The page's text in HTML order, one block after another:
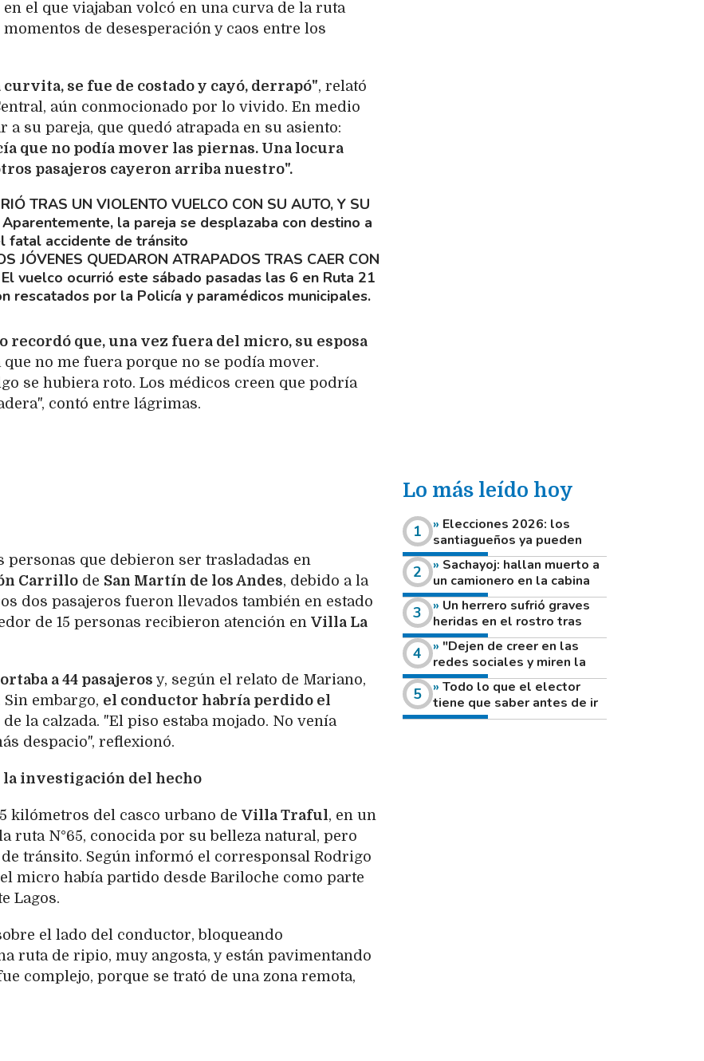
el que viajaban volcó en una curva de la ruta
de desesperación y caos entre los
se fue de costado y cayó, derrapó", relató
aún conmocionado por lo vivido. En medio
a su pareja, que quedó atrapada en su asiento:
que no podía mover las piernas. Una locura
pasajeros cayeron arriba nuestro".
TRAS UN VIOLENTO VUELCO CON SU AUTO, Y SU
Aparentemente, la pareja se desplazaba con destino a
fatal accidente de tránsito
JÓVENES QUEDARON ATRAPADOS TRAS CAER CON
El vuelco ocurrió este sábado pasadas las 6 en Ruta 21
rescatados por la Policía y paramédicos municipales.
recordó que, una vez fuera del micro, su esposa
que no me fuera porque no se podía mover.
se hubiera roto. Los médicos creen que podría
contó entre lágrimas.
personas que debieron ser trasladadas en
Carrillo de San Martín de los Andes, debido a la
dos pasajeros fueron llevados también en estado
de 15 personas recibieron atención en Villa La
a 44 pasajeros y, según el relato de Mariano,
embargo, el conductor habría perdido el
la calzada. "El piso estaba mojado. No venía
despacio", reflexionó.
la investigación del hecho
kilómetros del casco urbano de Villa Traful, en un
ruta N°65, conocida por su belleza natural, pero
tránsito. Según informó el corresponsal Rodrigo
el micro había partido desde Bariloche como parte
Lagos.
el lado del conductor, bloqueando
ruta de ripio, muy angosta, y están pavimentando
complejo, porque se trató de una zona remota,
Lo más leído hoy
Elecciones 2026: los
santiagueños ya pueden
consultar dónde votan este
domingo
Sachayoj: hallan muerto a
un camionero en la cabina
de su vehículo a la vera de
un camino rural
Un herrero sufrió graves
heridas en el rostro tras
reventar el disco de una
amoladora
"Dejen de creer en las
redes sociales y miren la
heladera de sus casas": el
fuerte mensaje de una joven
que votó por primera vez
Todo lo que el elector
tiene que saber antes de ir
a votar este domingo